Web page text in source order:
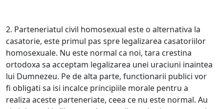
2. Parteneriatul civil homosexual este o alternativa la
casatorie, este primul pas spre legalizarea casatoriilor
homosexuale. Nu este normal ca noi, tara crestina
ortodoxa sa acceptam legalizarea unei uraciuni inaintea
lui Dumnezeu. Pe de alta parte, functionarii publici vor
fi obligati sa isi incalce principiile morale pentru a
realiza aceste parteneriate, ceea ce nu este normal. Au